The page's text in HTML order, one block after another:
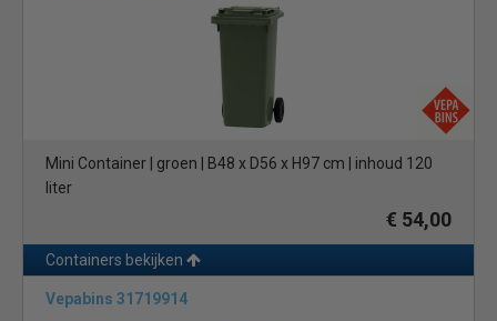
Mini Container | groen | B48 x D56 x H97 cm | inhoud 120
liter
€ 54,00
Containers bekijken
Vepabins 31719914